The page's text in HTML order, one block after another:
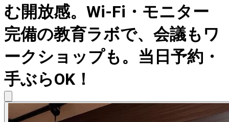
む開放感。Wi-Fi・モニター
完備の教育ラボで、会議もワ
ークショップも。当日予約・
手ぶらOK！